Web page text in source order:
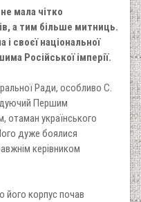
мала чітко
а тим більше митниць.
своєї національної
Російської імперії.
Ради, особливо С.
Першим
отаман українського
дуже боялися
керівником
його корпус почав